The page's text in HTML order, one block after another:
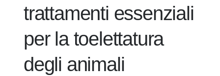
trattamenti essenziali
per la toelettatura
degli animali